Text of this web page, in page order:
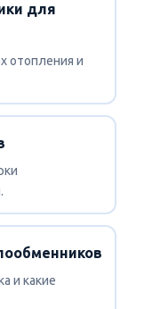
для
отопления и
и какие